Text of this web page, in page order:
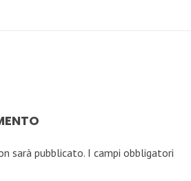
sarà pubblicato. I campi obbligatori